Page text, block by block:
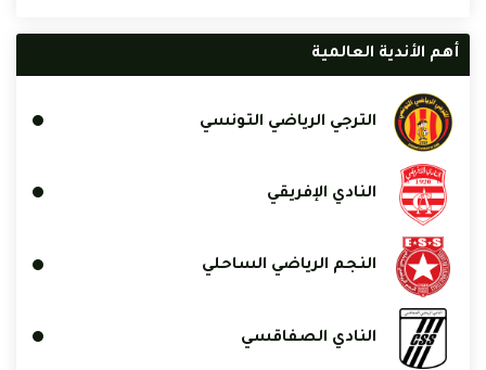
أهم الأندية العالمية
الترجي الرياضي التونسي
النادي الإفريقي
النجم الرياضي الساحلي
النادي الصفاقسي